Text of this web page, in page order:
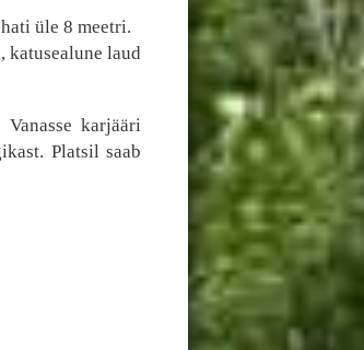
üle 8 meetri.
laud
karjääri
Platsil saab